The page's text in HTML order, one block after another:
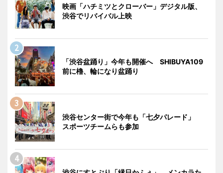
映画「ハチミツとクローバー」デジタル版、
渋谷でリバイバル上映
「渋谷盆踊り」今年も開催へ SHIBUYA109
前に櫓、輪になり盆踊り
渋谷センター街で今年も「七夕パレード」
スポーツチームらも参加